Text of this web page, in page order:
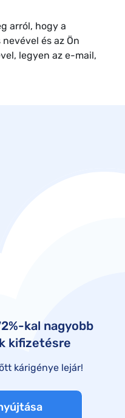
arról, hogy a
és az Ön
legyen az e-mail,
kal nagyobb
kifizetésre
kárigénye lejár!